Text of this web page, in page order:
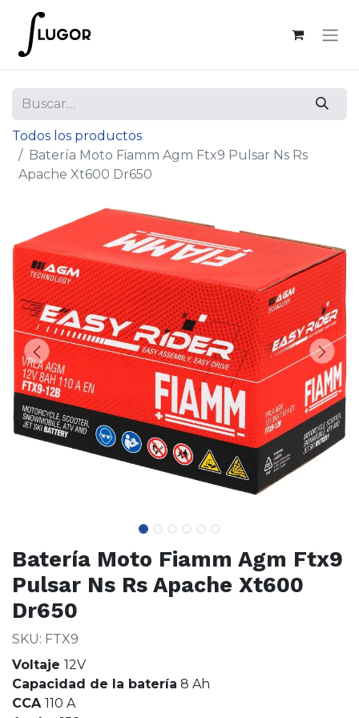
Todos los productos
Batería Moto Fiamm Agm Ftx9 Pulsar Ns Rs
Apache Xt600 Dr650
Batería Moto Fiamm Agm Ftx9
Pulsar Ns Rs Apache Xt600
Dr650
SKU: FTX9
Voltaje 12V
Capacidad de la batería 8 Ah
CCA 110 A